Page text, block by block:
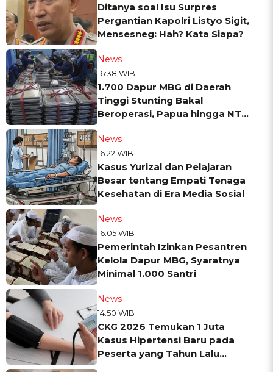
Ditanya soal Isu Surpres
Pergantian Kapolri Listyo Sigit,
Mensesneg: Hah? Kata Siapa?
News
16:38 WIB
1.700 Dapur MBG di Daerah
Tinggi Stunting Bakal
Beroperasi, Papua hingga NTT
News
16:22 WIB
Kasus Yurizal dan Pelajaran
Besar tentang Empati Tenaga
Kesehatan di Era Media Sosial
News
16:05 WIB
Pemerintah Izinkan Pesantren
Kelola Dapur MBG, Syaratnya
Minimal 1.000 Santri
News
14:50 WIB
CKG 2026 Temukan 1 Juta
Kasus Hipertensi Baru pada
Peserta yang Tahun Lalu